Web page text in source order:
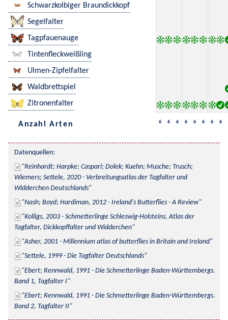
Schwarzkolbiger Braundickkopf
Segelfalter
Tagpfauenauge
Tintenfleckweißling
Ulmen-Zipfelfalter
Waldbrettspiel
Zitronenfalter
Anzahl Arten 6 6 6 6 6 6 6 6
Datenquellen:
Reinhardt; Harpke; Caspari; Dolek; Kuehn; Musche; Trusch;
Wiemers; Settele, 2020 - Verbreitungsatlas der Tagfalter und
Widderchen Deutschlands
Nash; Boyd; Hardiman, 2012 - Ireland's Butterflies - A Review
Kolligs, 2003 - Schmetterlinge Schleswig-Holsteins, Atlas der
Tagfalter, Dickkopffalter und Widderchen
Asher, 2001 - Millennium atlas of butterflies in Britain and Ireland
Settele, 1999 - Die Tagfalter Deutschlands
Ebert; Rennwald, 1991 - Die Schmetterlinge Baden-Württembergs.
Band 1, Tagfalter I
Ebert; Rennwald, 1991 - Die Schmetterlinge Baden-Württembergs.
Band 2, Tagfalter II